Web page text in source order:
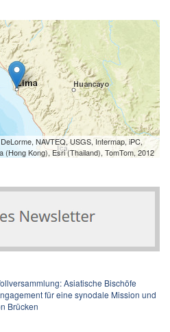
NAVTEQ, USGS, Intermap, iPC,
(Hong Kong), Esri (Thailand), TomTom, 2012
Asiatische Bischöfe
für eine synodale Mission und
Brücken